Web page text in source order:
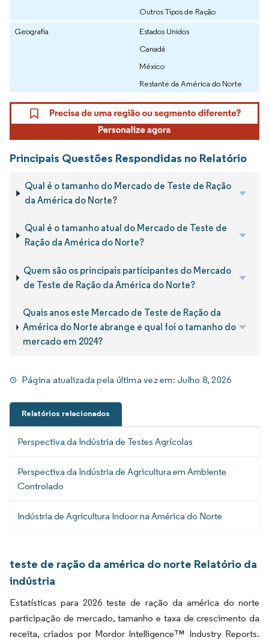
Outros Tipos de Ração
Geografia
Estados Unidos
Canadá
México
Restante da América do Norte
Principais Questões Respondidas no Relatório
Qual é o tamanho do Mercado de Teste de Ração
da América do Norte?
Qual é o tamanho atual do Mercado de Teste de
Ração da América do Norte?
Quem são os principais participantes do Mercado
de Teste de Ração da América do Norte?
Quais anos este Mercado de Teste de Ração da
América do Norte abrange e qual foi o tamanho do
mercado em 2024?
Página atualizada pela última vez em:Julho 8, 2026
Relatórios relacionados
Perspectiva da Indústria de Testes Agrícolas
Perspectiva da Indústria de Agricultura em Ambiente
Controlado
Indústria de Agricultura Indoor na América do Norte
teste de ração da américa do norte Relatório da
indústria
Estatísticas para 2026 teste de ração da américa do norte
participação de mercado, tamanho e taxa de crescimento da
receita, criados por Mordor Intelligence™ Industry Reports.